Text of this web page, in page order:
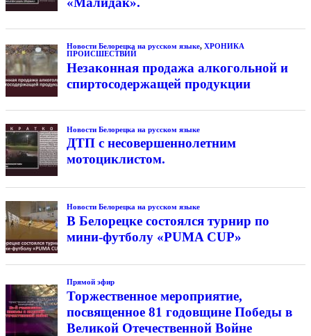
Новости Белорецка на русском языке, ХРОНИКА
ПРОИСШЕСТВИЙ
Незаконная продажа алкогольной и
спиртосодержащей продукции
Новости Белорецка на русском языке
ДТП с несовершеннолетним
мотоциклистом.
Новости Белорецка на русском языке
В Белорецке состоялся турнир по
мини-футболу «PUMA CUP»
Прямой эфир
Торжественное мероприятие,
посвященное 81 годовщине Победы в
Великой Отечественной Войне